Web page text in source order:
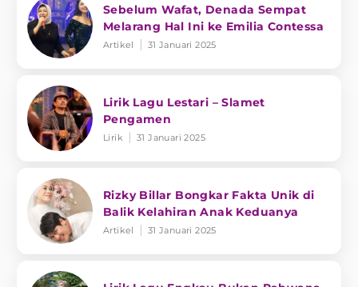
Sebelum Wafat, Denada Sempat
Melarang Hal Ini ke Emilia Contessa
Artikel 31 Januari 2025
Lirik Lagu Lestari – Slamet
Pengamen
Lirik 31 Januari 2025
Rizky Billar Bongkar Fakta Unik di
Balik Kelahiran Anak Keduanya
Artikel 31 Januari 2025